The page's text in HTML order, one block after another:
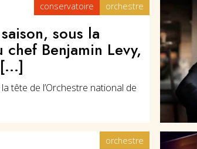
conservatoire orchestre
sous la
Benjamin Levy,
tête de l’Orchestre national de
orchestre